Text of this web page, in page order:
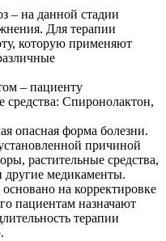
– на данной стадии
Для терапии
которую применяют
– пациенту
средства: Спиронолактон,
опасная форма болезни.
причиной
растительные средства,
другие медикаменты.
на корректировке
пациентам назначают
терапии